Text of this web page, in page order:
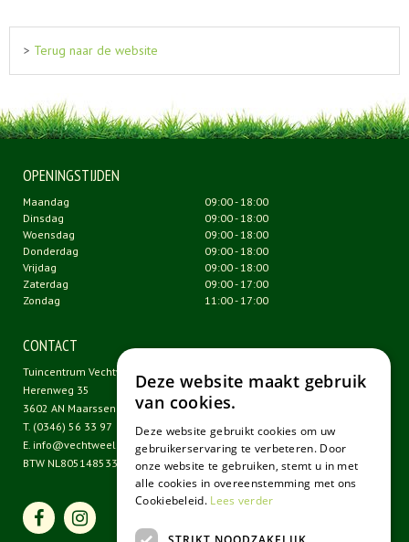
> Terug naar de website
OPENINGSTIJDEN
Maandag
09:00 - 18:00
Dinsdag
09:00 - 18:00
Woensdag
09:00 - 18:00
Donderdag
09:00 - 18:00
Vrijdag
09:00 - 18:00
Zaterdag
09:00 - 17:00
Zondag
11:00 - 17:00
CONTACT
Tuincentrum Vechtweelde
Herenweg 35
3602 AN Maarssen
T. (0346) 56 33 97
E. info@vechtweelde.nl
BTW NL805148533B01
Deze website maakt gebruik
van cookies.
Deze website gebruikt cookies om uw
gebruikerservaring te verbeteren. Door
onze website te gebruiken, stemt u in met
alle cookies in overeenstemming met ons
Cookiebeleid. Lees verder